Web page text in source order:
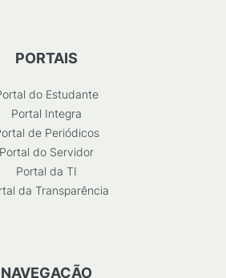
PORTAIS
do Estudante
Portal Integra
de Periódicos
Portal do Servidor
Portal da TI
da Transparência
NAVEGAÇÃO